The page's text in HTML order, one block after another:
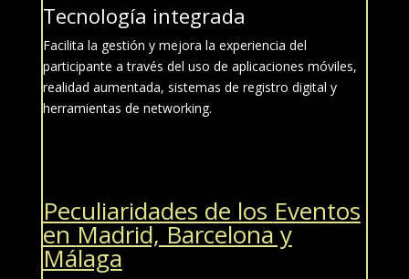
Tecnología integrada
Facilita la gestión y mejora la experiencia del
participante a través del uso de aplicaciones móviles,
realidad aumentada, sistemas de registro digital y
herramientas de networking.
Peculiaridades de los Eventos
enMadrid, Barcelona y
Málaga